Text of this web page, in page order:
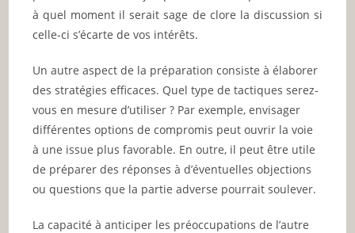
à quel moment il serait sage de clore la discussion si
celle-ci s’écarte de vos intérêts.
Un autre aspect de la préparation consiste à élaborer
des stratégies efficaces. Quel type de tactiques serez-
vous en mesure d’utiliser ? Par exemple, envisager
différentes options de compromis peut ouvrir la voie
à une issue plus favorable. En outre, il peut être utile
de préparer des réponses à d’éventuelles objections
ou questions que la partie adverse pourrait soulever.
La capacité à anticiper les préoccupations de l’autre